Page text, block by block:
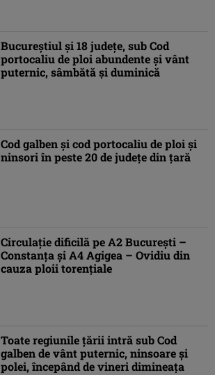
Bucureștiul şi 18 judeţe, sub Cod
portocaliu de ploi abundente şi vânt
puternic, sâmbătă şi duminică
Cod galben şi cod portocaliu de ploi şi
ninsori în peste 20 de judeţe din ţară
Circulaţie dificilă pe A2 Bucureşti –
Constanţa şi A4 Agigea – Ovidiu din
cauza ploii torenţiale
Toate regiunile ţării intră sub Cod
galben de vânt puternic, ninsoare şi
polei, începând de vineri dimineaţa